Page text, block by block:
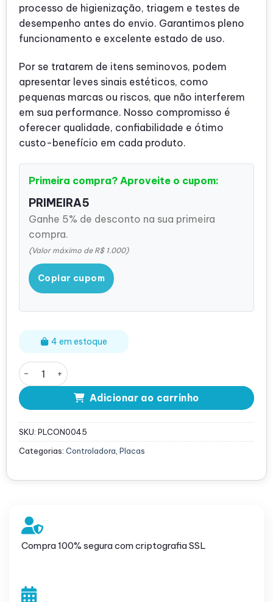
processo de higienização, triagem e testes de
desempenho antes do envio. Garantimos pleno
funcionamento e excelente estado de uso.
Por se tratarem de itens seminovos, podem
apresentar leves sinais estéticos, como
pequenas marcas ou riscos, que não interferem
em sua performance. Nosso compromisso é
oferecer qualidade, confiabilidade e ótimo
custo-benefício em cada produto.
Primeira compra? Aproveite o cupom:
PRIMEIRA5
Ganhe 5% de desconto na sua primeira
compra.
(Valor máximo de R$ 1.000)
Copiar cupom
4 em estoque
Controladora HP mini SAS Array HBA 12Gb 9 Porta -
Adicionar ao carrinho
SKU: PLCON0045
Categorias: Controladora, Placas
Compra 100% segura com criptografia SSL